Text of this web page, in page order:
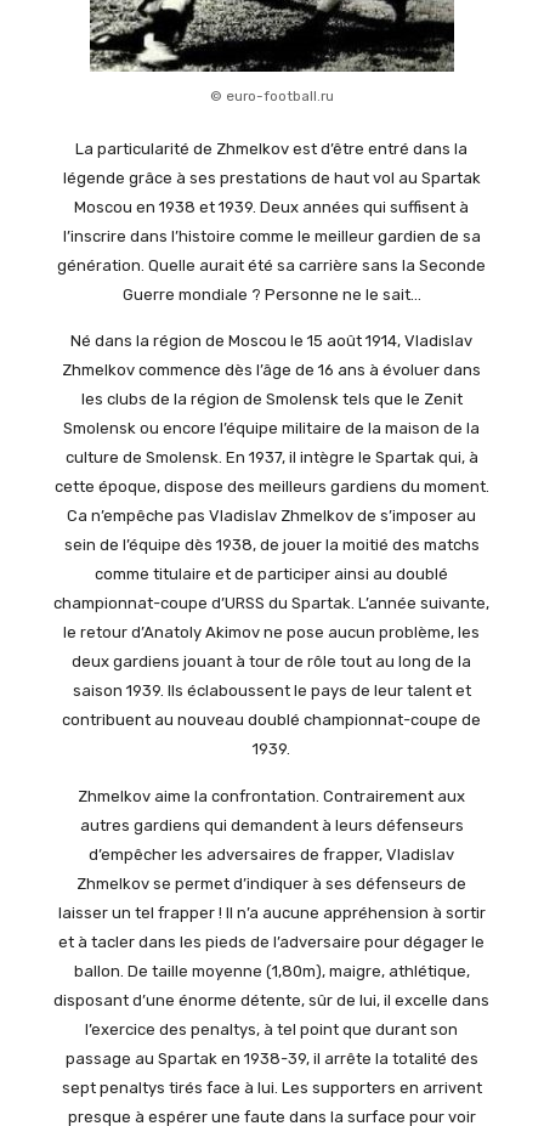
© euro-football.ru
La particularité de Zhmelkov est d’être entré dans la
légende grâce à ses prestations de haut vol au Spartak
Moscou en 1938 et 1939. Deux années qui suffisent à
l’inscrire dans l’histoire comme le meilleur gardien de sa
génération. Quelle aurait été sa carrière sans la Seconde
Guerre mondiale ? Personne ne le sait…
Né dans la région de Moscou le 15 août 1914, Vladislav
Zhmelkov commence dès l’âge de 16 ans à évoluer dans
les clubs de la région de Smolensk tels que le Zenit
Smolensk ou encore l’équipe militaire de la maison de la
culture de Smolensk. En 1937, il intègre le Spartak qui, à
cette époque, dispose des meilleurs gardiens du moment.
Ca n’empêche pas Vladislav Zhmelkov de s’imposer au
sein de l’équipe dès 1938, de jouer la moitié des matchs
comme titulaire et de participer ainsi au doublé
championnat-coupe d’URSS du Spartak. L’année suivante,
le retour d’Anatoly Akimov ne pose aucun problème, les
deux gardiens jouant à tour de rôle tout au long de la
saison 1939. Ils éclaboussent le pays de leur talent et
contribuent au nouveau doublé championnat-coupe de
1939.
Zhmelkov aime la confrontation. Contrairement aux
autres gardiens qui demandent à leurs défenseurs
d’empêcher les adversaires de frapper, Vladislav
Zhmelkov se permet d’indiquer à ses défenseurs de
laisser un tel frapper ! Il n’a aucune appréhension à sortir
et à tacler dans les pieds de l’adversaire pour dégager le
ballon. De taille moyenne (1,80m), maigre, athlétique,
disposant d’une énorme détente, sûr de lui, il excelle dans
l’exercice des penaltys, à tel point que durant son
passage au Spartak en 1938-39, il arrête la totalité des
sept penaltys tirés face à lui. Les supporters en arrivent
presque à espérer une faute dans la surface pour voir